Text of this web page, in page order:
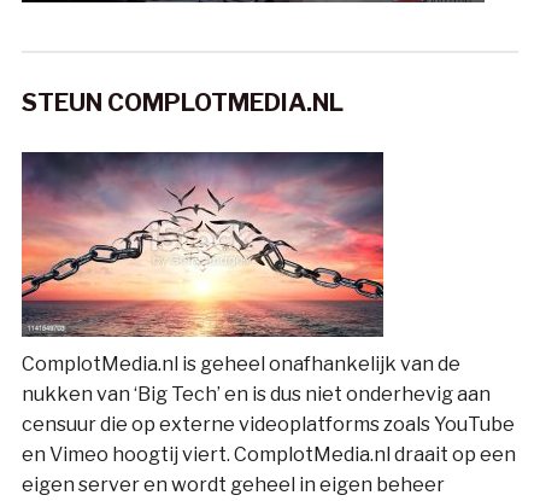
STEUN COMPLOTMEDIA.NL
ComplotMedia.nl is geheel onafhankelijk van de
nukken van ‘Big Tech’ en is dus niet onderhevig aan
censuur die op externe videoplatforms zoals YouTube
en Vimeo hoogtij viert. ComplotMedia.nl draait op een
eigen server en wordt geheel in eigen beheer